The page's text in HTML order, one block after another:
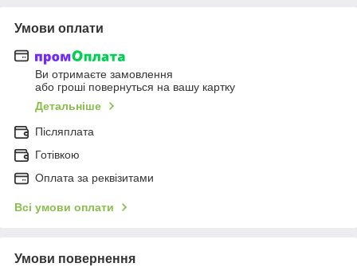
Умови оплати
Ви отримаєте замовлення
або гроші повернуться на вашу картку
Детальніше
Післяплата
Готівкою
Оплата за реквізитами
Всі умови оплати
Умови повернення